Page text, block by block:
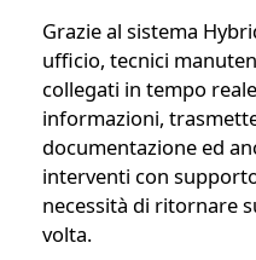
Grazie al sistema
ufficio, tecnici
collegati in tempo
informazioni,
documentazione ed
interventi con
necessità di ritornare
volta.